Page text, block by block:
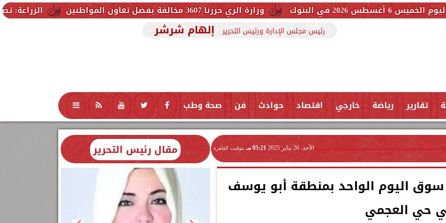
الزراعة: تصدر 712 ترخيص تشغيل جديد لمشروعات الثروة الحيوانية والداجنة.. وتسجيل 832 مخلوط أعلاف وزارة الري حررنا 3607 مخالفة بفضل تعاون المواطنين
رئيس مجلس الإدارة ورئيس التحرير إلهام شرشر
تقارير رياضة خارجي اقتصاد حوادث فن صحة وطب تكنولوجيا منوعات محافظات
الأحد، 26 يناير 2025 05:21 مـ بتوقيت القاهرة
سوق اليوم الواحد بمنطقة أبو يوسف
حي العجمي
مقال رئيس التحرير